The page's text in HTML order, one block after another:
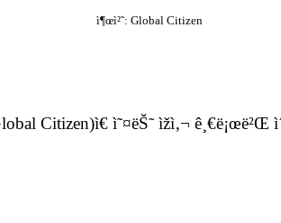
ì¶œì²˜: Global Citizen
Citizen)ì€ ì˜¤ëŠ˜ ìžì‚¬